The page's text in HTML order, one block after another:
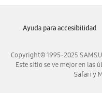
Copyright© 1995-2025
Este sitio se ve mejor en las
Safari y
Ayuda para accesibilidad